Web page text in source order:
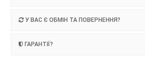
У ВАС Є ОБМІН ТА ПОВЕРНЕННЯ?
ГАРАНТІЇ?